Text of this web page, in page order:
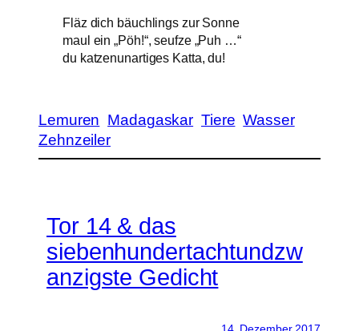
Fläz dich bäuchlings zur Sonne
maul ein „Pöh!“, seufze „Puh …“
du katzenunartiges Katta, du!
Lemuren Madagaskar Tiere Wasser
Zehnzeiler
Tor 14 & das
siebenhundertachtundzw
anzigste Gedicht